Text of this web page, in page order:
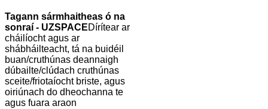
Tagann sármhaitheas ó na
sonraí - UZSPACEDírítear ar
cháilíocht agus ar
shábháilteacht, tá na buidéil
buan/cruthúnas deannaigh
dúbailte/clúdach cruthúnas
sceite/friotaíocht briste, agus
oiriúnach do dheochanna te
agus fuara araon